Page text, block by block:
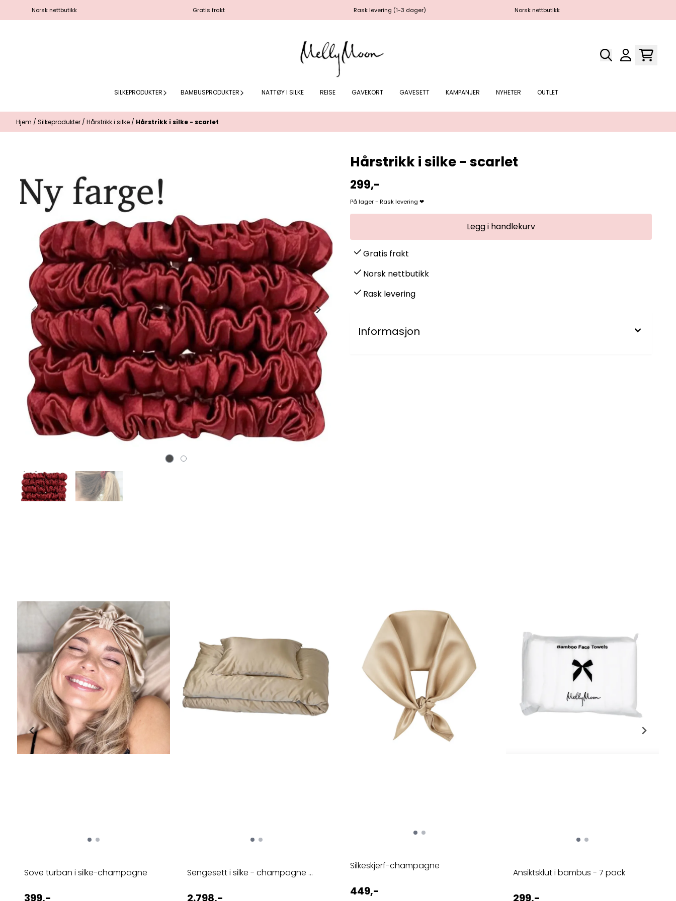
Hopp til innhold
Norsk nettbutikk Gratis frakt Rask levering (1-3 dager) Norsk nettbutikk
SILKEPRODUKTER BAMBUSPRODUKTER NATTØY I SILKE REISE GAVEKORT GAVESETT KAMPANJER NYHETER OUTLET
Hjem / Silkeprodukter / Hårstrikk i silke / Hårstrikk i silke - scarlet
Hårstrikk i silke - scarlet
299,-
På lager - Rask levering ❤
Gratis frakt
Norsk nettbutikk
Rask levering
Informasjon
Sove turban i silke-champagne
399,-
Sengesett i silke - champagne ...
2.798,-
Silkeskjerf-champagne
449,-
Ansiktsklut i bambus - 7 pack
299,-